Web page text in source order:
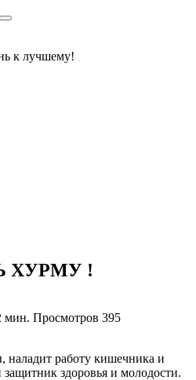
к лучшему!
ХУРМУ !
мин. Просмотров 395
наладит работу кишечника и
здоровья и молодости.